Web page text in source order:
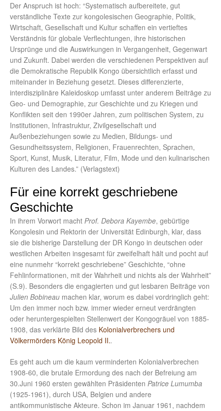
Der Anspruch ist hoch: “Systematisch aufbereitete, gut
verständliche Texte zur kongolesischen Geographie, Politik,
Wirtschaft, Gesellschaft und Kultur schaffen ein vertieftes
Verständnis für globale Verflechtungen, ihre historischen
Ursprünge und die Auswirkungen in Vergangenheit, Gegenwart
und Zukunft. Dabei werden die verschiedenen Perspektiven auf
die Demokratische Republik Kongo übersichtlich erfasst und
miteinander in Beziehung gesetzt. Dieses differenzierte,
interdisziplinäre Kaleidoskop umfasst unter anderem Beiträge zu
Geo- und Demographie, zur Geschichte und zu Kriegen und
Konflikten seit den 1990er Jahren, zum politischen System, zu
Institutionen, Infrastruktur, Zivilgesellschaft und
Außenbeziehungen sowie zu Medien, Bildungs- und
Gesundheitssystem, Religionen, Frauenrechten, Sprachen,
Sport, Kunst, Musik, Literatur, Film, Mode und den kulinarischen
Kulturen des Landes.” (Verlagstext)
Für eine korrekt geschriebene
Geschichte
In ihrem Vorwort macht Prof. Debora Kayembe, gebürtige
Kongolesin und Rektorin der Universität Edinburgh, klar, dass
sie die bisherige Darstellung der DR Kongo in deutschen oder
westlichen Arbeiten insgesamt für zweifelhaft hält und pocht auf
eine nunmehr “korrekt geschriebene” Geschichte, “ohne
Fehlinformationen, mit der Wahrheit und nichts als der Wahrheit”
(S.9). Besonders die engagierten und gut lesbaren Beiträge von
Julien Bobineau machen klar, worum es dabei vordringlich geht:
Um den immer noch bzw. immer wieder erneut verdrängten
oder heruntergespielten Stellenwert der Kongogräuel von 1885-
1908, das verklärte Bild des Kolonialverbrechers und
Völkermörders König Leopold II..
Es geht auch um die kaum verminderten Kolonialverbrechen
1908-60, die brutale Ermordung des nach der Befreiung am
30.Juni 1960 ersten gewählten Präsidenten Patrice Lumumba
(1925-1961), durch USA, Belgien und andere
antikommunistische Akteure. Schon im Januar 1961, nachdem